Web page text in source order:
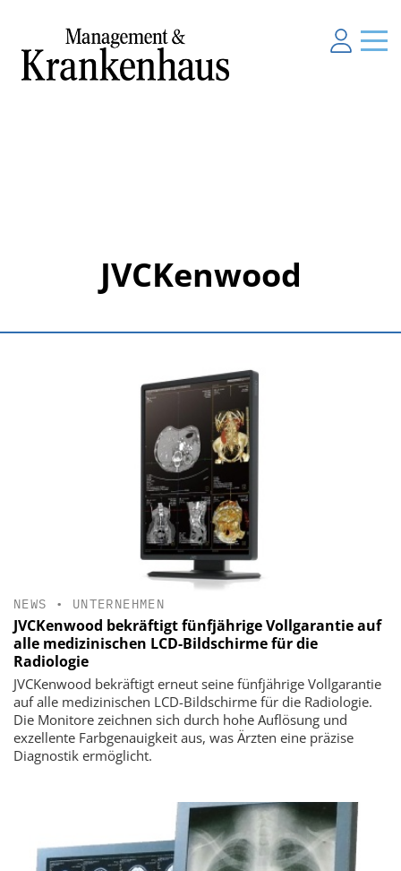
JVCKenwood
NEWS • UNTERNEHMEN
JVCKenwood bekräftigt fünfjährige Vollgarantie auf
alle medizinischen LCD-Bildschirme für die
Radiologie
JVCKenwood bekräftigt erneut seine fünfjährige Vollgarantie
auf alle medizinischen LCD-Bildschirme für die Radiologie.
Die Monitore zeichnen sich durch hohe Auflösung und
exzellente Farbgenauigkeit aus, was Ärzten eine präzise
Diagnostik ermöglicht.